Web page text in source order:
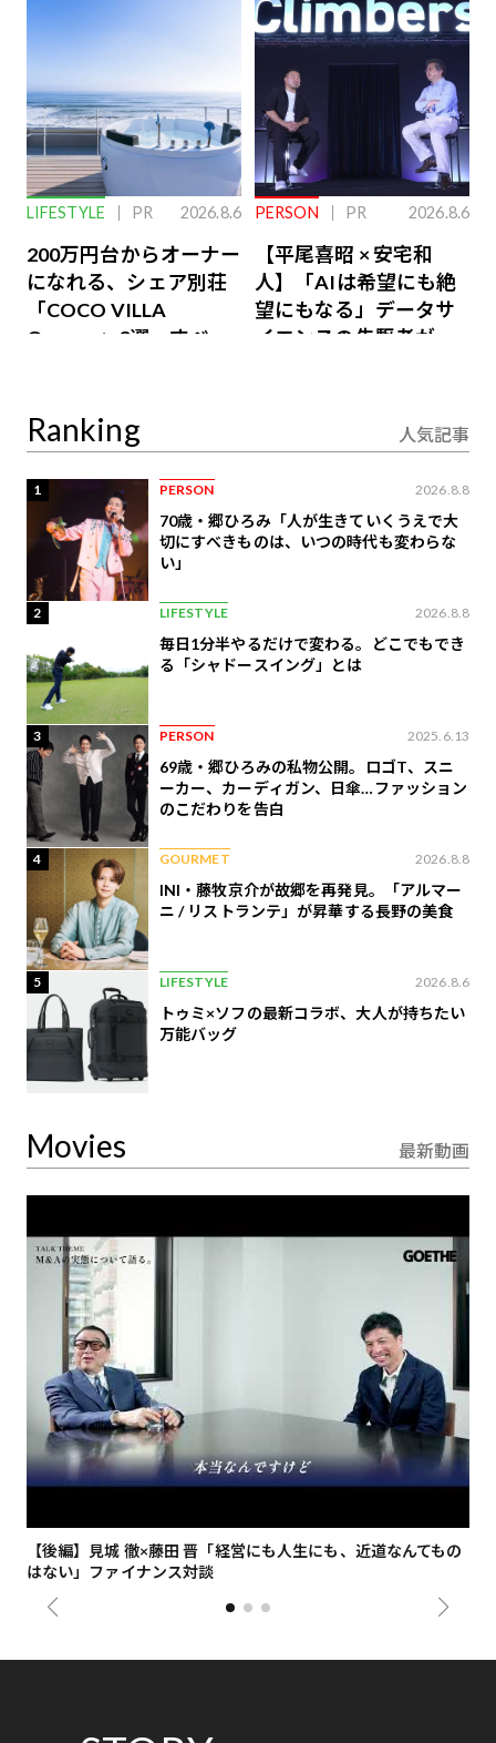
LIFESTYLE PR 2026.8.6
200万円台からオーナー
になれる、シェア別荘
「COCO VILLA
Owners」3選。すべて
PERSON PR 2026.8.6
【平尾喜昭 × 安宅和
人】「AIは希望にも絶
望にもなる」データサ
イエンスの先駆者が語
Ranking 人気記事
1 PERSON 2026.8.8
70歳・郷ひろみ「人が生きていくうえで大
切にすべきものは、いつの時代も変わらな
い」
2 LIFESTYLE 2026.8.8
毎日1分半やるだけで変わる。どこでもでき
る「シャドースイング」とは
3 PERSON 2025.6.13
69歳・郷ひろみの私物公開。ロゴT、スニ
ーカー、カーディガン、日傘…ファッション
のこだわりを告白
4 GOURMET 2026.8.8
INI・藤牧京介が故郷を再発見。「アルマー
ニ / リストランテ」が昇華する長野の美食
5 LIFESTYLE 2026.8.6
トゥミ×ソフの最新コラボ、大人が持ちたい
万能バッグ
Movies 最新動画
【後編】見城 徹×藤田 晋「経営にも人生にも、近道なんてもの
はない」ファイナンス対談